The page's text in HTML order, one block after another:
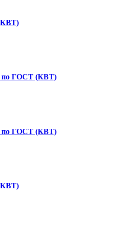
по ГОСТ (КВТ)
по ГОСТ (КВТ)